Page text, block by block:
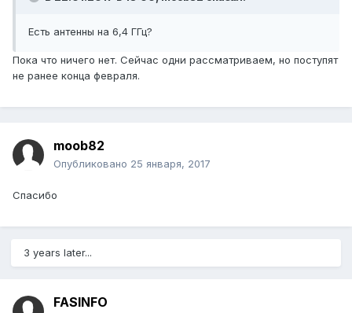
Есть антенны на 6,4 ГГц?
Пока что ничего нет. Сейчас одни рассматриваем, но поступят
не ранее конца февраля.
moob82
Опубликовано 25 января, 2017
Спасибо
3 years later...
FASINFO